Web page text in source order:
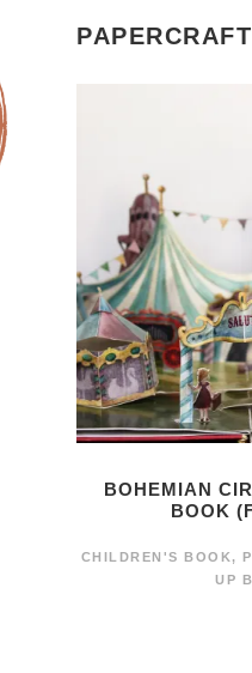
PAPERCRAFT
BOHEMIAN
BOOK
CHILDREN'S BOOK ,
UP